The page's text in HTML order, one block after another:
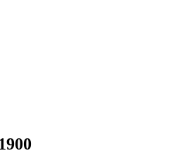
1900